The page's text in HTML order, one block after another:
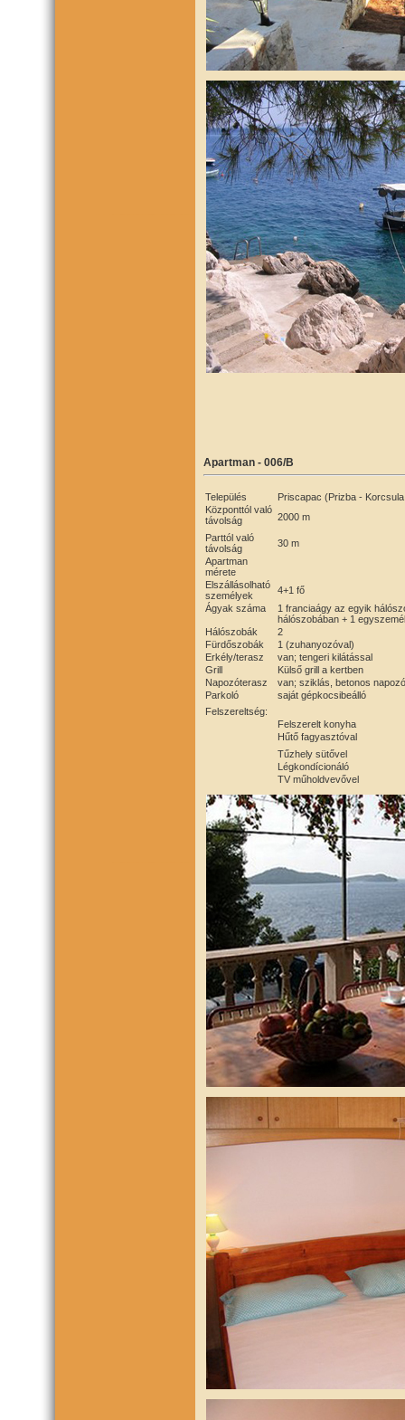
Apartman - 006/B
Település
Priscapac (Prizba -
Központtól való
távolság
2000 m
Parttól való
távolság
30 m
Apartman
mérete
Elszállásolható
személyek
4+1 fő
Ágyak száma
1 franciaágy az egyik
hálószobában + 1
Hálószobák
2
Fürdőszobák
1 (zuhanyozóval)
Erkély/terasz
van; tengeri kilátással
Grill
Külső grill a kertben
Napozóterasz
van; sziklás, betonos
Parkoló
saját gépkocsibeálló
Felszereltség:
Felszerelt konyha
Hűtő fagyasztóval
Tűzhely sütővel
Légkondícionáló
TV műholdvevővel